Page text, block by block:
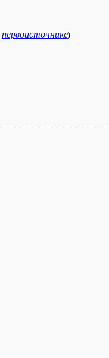
первоисточнике)